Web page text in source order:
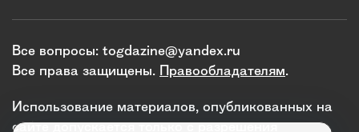
Все вопросы: togdazine@yandex.ru
Все права защищены. Правообладателям.
Использование материалов, опубликованных на
сайте допускается только с разрешения